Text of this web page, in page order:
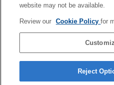
スマートフォンでできること
クラウドサービスを利用する
ヘルプガイドをご覧ください。
言語選択ページへ
5-060-285-03(2)
website may not be available.
Review our Cookie Policyfor
Reject